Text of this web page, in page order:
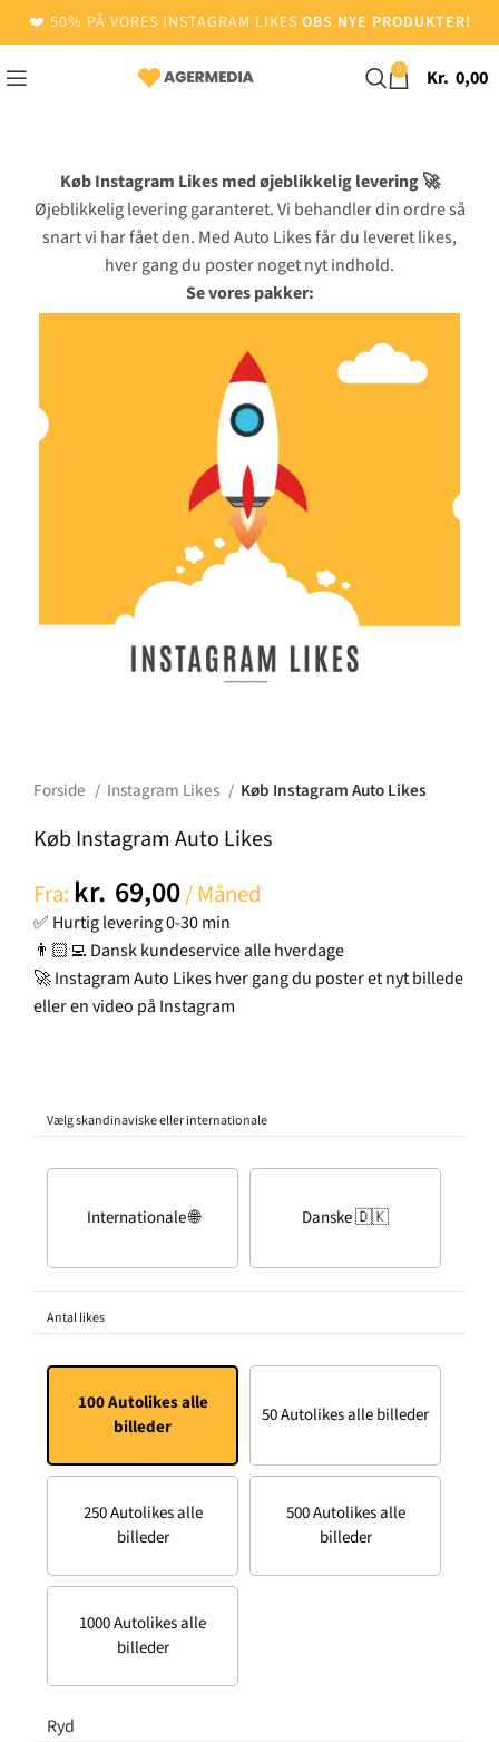
❤️ 50% PÅ VORES INSTAGRAM LIKES OBS NYE PRODUKTER!
0 Kr. 0,00
Forside Instagram Likes Køb Instagram Auto Likes
Køb Instagram Auto Likes
Fra: kr. 69,00/ Måned
✅ Hurtig levering 0-30 min
👨🏻‍💻 Dansk kundeservice alle hverdage
🚀 Instagram Auto Likes hver gang du poster et nyt billede
eller en video på Instagram
Vælg skandinaviske eller internationale
Internationale 🌐 Danske 🇩🇰
Antal likes
100 Autolikes alle
billeder
50 Autolikes alle billeder
250 Autolikes alle
billeder
500 Autolikes alle
billeder
1000 Autolikes alle
billeder
Ryd